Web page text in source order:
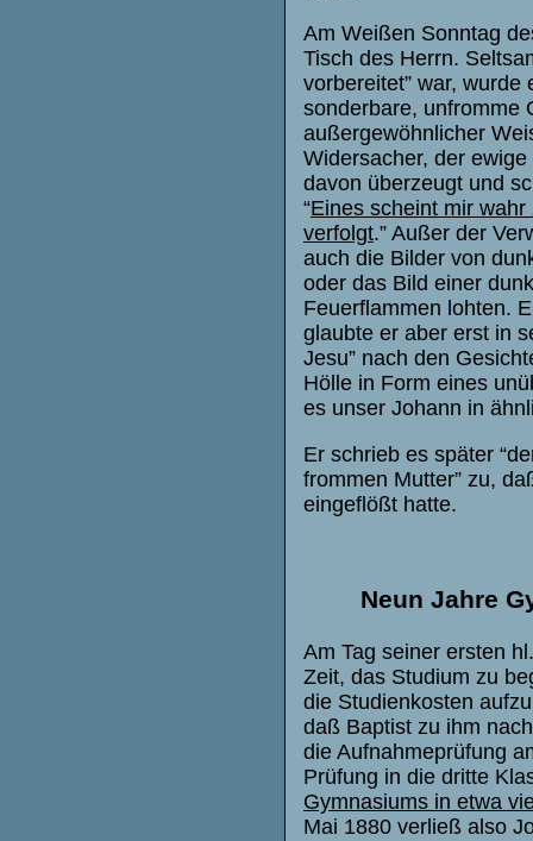
Am Weißen Sonntag
Tisch des Herrn.
vorbereitet” war,
sonderbare, unfromme
außergewöhnlicher
Widersacher, der
davon überzeugt und
“Eines scheint mir
verfolgt.” Außer der
auch die Bilder von
oder das Bild einer
Feuerflammen lohten.
glaubte er aber erst in
Jesu” nach den
Hölle in Form eines
es unser Johann in
Er schrieb es später
frommen Mutter” zu,
eingeflößt hatte.
Neun Jahre
Am Tag seiner ersten
Zeit, das Studium zu
die Studienkosten
daß Baptist zu ihm
die Aufnahmeprüfung
Prüfung in die dritte
Gymnasiums in etwa
Mai 1880 verließ also